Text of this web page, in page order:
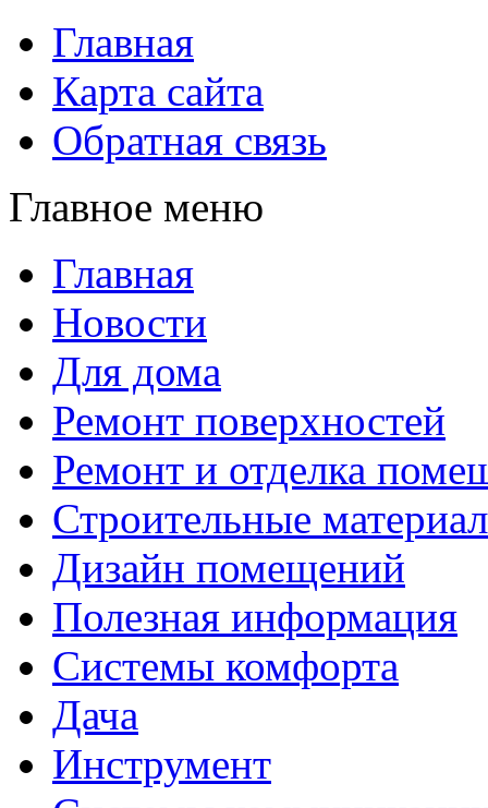
Главная
Карта сайта
Обратная связь
Главное меню
Главная
Новости
Для дома
Ремонт поверхностей
Ремонт и отделка
Строительные
Дизайн помещений
Полезная информация
Системы комфорта
Дача
Инструмент